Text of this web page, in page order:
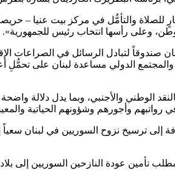
للصلاة والتأمُّل في مركز بيت عنيا
وعلى رأسها انتخاب رئيس للجمهورية».
والمجتمع الدولي مساعدة لبنان على
الوطني والأجنبي، وبما يدل دلالة
وأجورهم وشؤونهم الحياتية
إلى ترسيخ نزوح السوريين في لبنان
تأمين عودة النازحين السوريين إلى